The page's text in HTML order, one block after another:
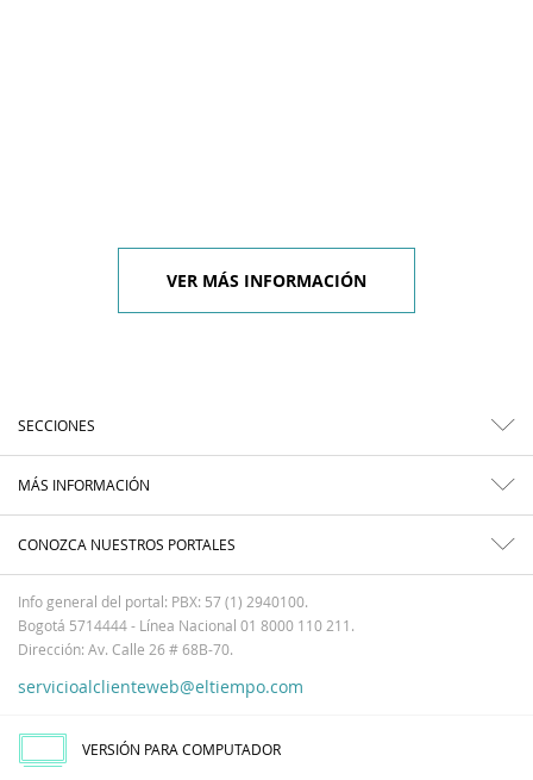
VER MÁS INFORMACIÓN
SECCIONES
MÁS INFORMACIÓN
CONOZCA NUESTROS PORTALES
Info general del portal: PBX: 57 (1) 2940100.
Bogotá 5714444 - Línea Nacional 01 8000 110 211.
Dirección: Av. Calle 26 # 68B-70.
servicioalclienteweb@eltiempo.com
VERSIÓN PARA COMPUTADOR